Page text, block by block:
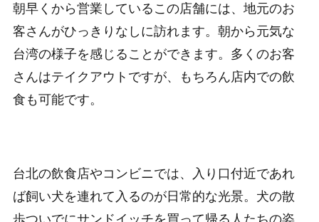
朝早くから営業しているこの店舗には、地元のお
客さんがひっきりなしに訪れます。朝から元気な
台湾の様子を感じることができます。多くのお客
さんはテイクアウトですが、もちろん店内での飲
食も可能です。
台北の飲食店やコンビニでは、入り口付近であれ
ば飼い犬を連れて入るのが日常的な光景。犬の散
歩ついでにサンドイッチを買って帰る人たちの姿